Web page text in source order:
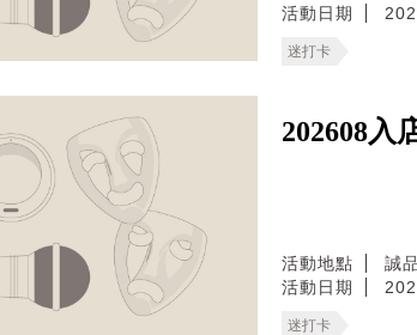
活動日期
迷打卡
202608入
活動地點
誠
活動日期
迷打卡